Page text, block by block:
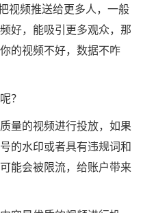
频推送给更多人，一般
好，能吸引更多观众，那
的视频不好，数据不咋
？
的视频进行投放，如果
的水印或者具有违规词和
能会被限流，给账户带来